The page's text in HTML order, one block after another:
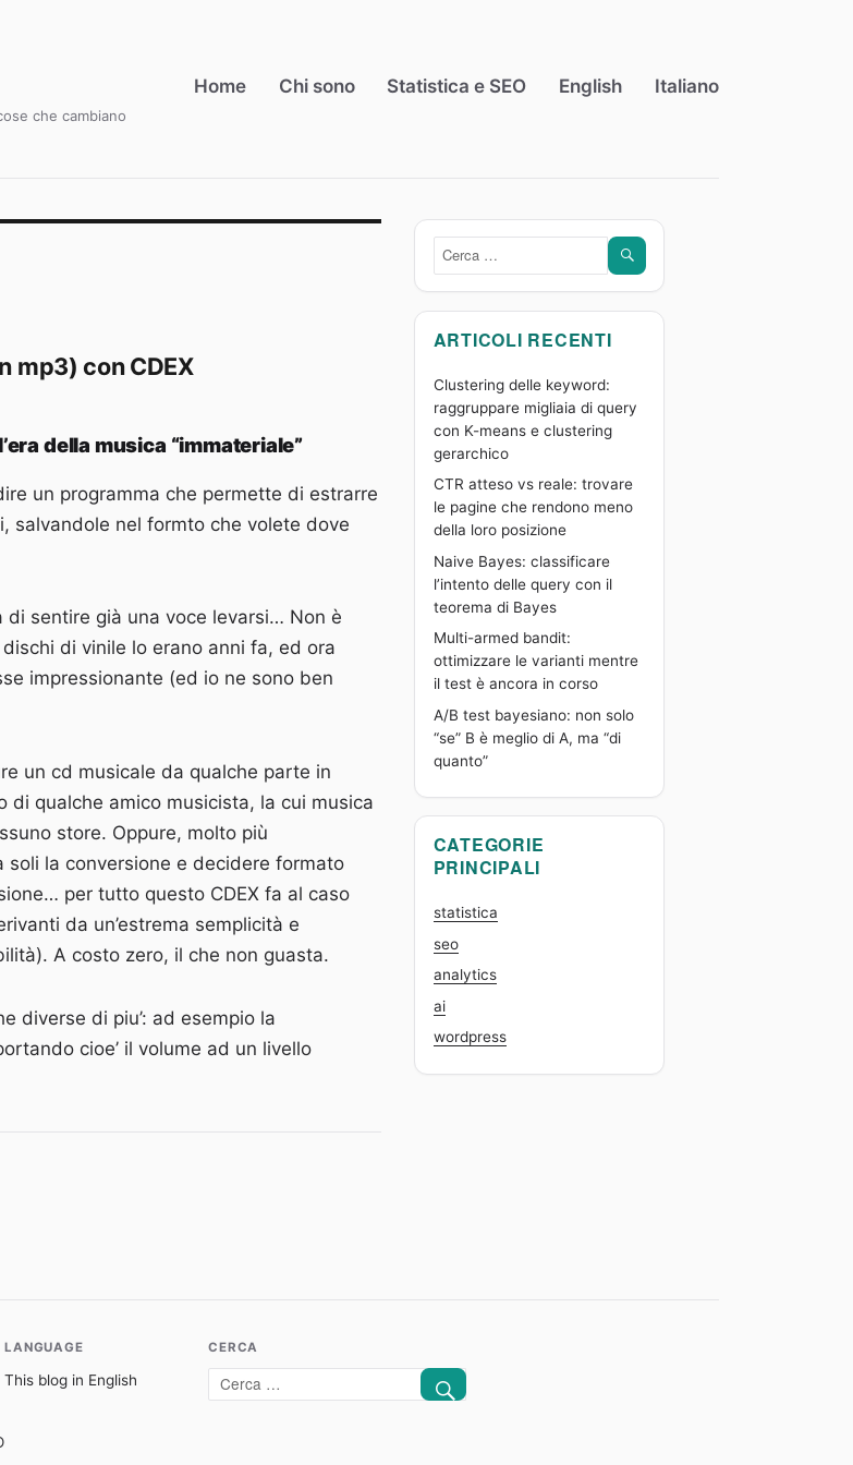
che cambiano
Home Chi sono Statistica e SEO English Italiano
mp3) con CDEX
della musica “immateriale”
un programma che permette di estrarre
salvandole nel formto che volete dove
di sentire già una voce levarsi… Non è
di vinile lo erano anni fa, ed ora
impressionante (ed io ne sono ben
un cd musicale da qualche parte in
di qualche amico musicista, la cui musica
store. Oppure, molto più
la conversione e decidere formato
per tutto questo CDEX fa al caso
da un’estrema semplicità e
A costo zero, il che non guasta.
diverse di piu’: ad esempio la
cioe’ il volume ad un livello
tracce audio (e trasformarle in mp3) con CDEX”
Cerca: CERCA
ARTICOLI RECENTI
Clustering delle keyword:
raggruppare migliaia di query
con K-means e clustering
gerarchico
CTR atteso vs reale: trovare
le pagine che rendono meno
della loro posizione
Naive Bayes: classificare
l’intento delle query con il
teorema di Bayes
Multi-armed bandit:
ottimizzare le varianti mentre
il test è ancora in corso
A/B test bayesiano: non solo
“se” B è meglio di A, ma “di
quanto”
CATEGORIE
PRINCIPALI
statistica
seo
analytics
ai
wordpress
LANGUAGE
This blog in English
CERCA
Cerca: CERCA